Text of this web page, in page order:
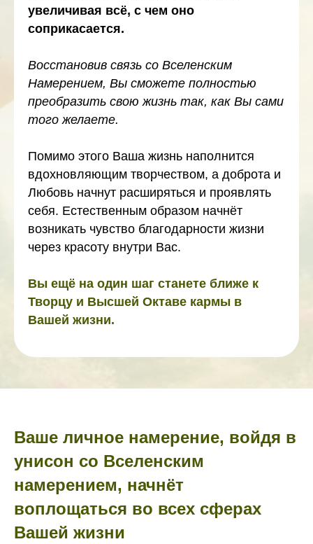
увеличивая всё, с чем оно
соприкасается.
Восстановив связь со Вселенским
Намерением, Вы сможете полностью
преобразить свою жизнь так, как Вы сами
того желаете.
Помимо этого Ваша жизнь наполнится
вдохновляющим творчеством, а доброта и
Любовь начнут расширяться и проявлять
себя. Естественным образом начнёт
возникать чувство благодарности жизни
через красоту внутри Вас.
Вы ещё на один шаг станете ближе к
Творцу и Высшей Октаве кармы в
Вашей жизни.
Ваше личное намерение, войдя в
унисон со Вселенским
намерением, начнёт
воплощаться во всех сферах
Вашей жизни